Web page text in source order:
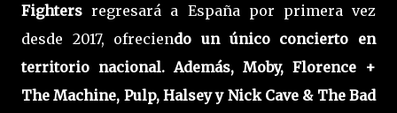
Fighters regresará a España por primera vez
desde 2017, ofreciendo un único concierto en
territorio nacional. Además, Moby, Florence +
The Machine, Pulp, Halsey y Nick Cave & The Bad